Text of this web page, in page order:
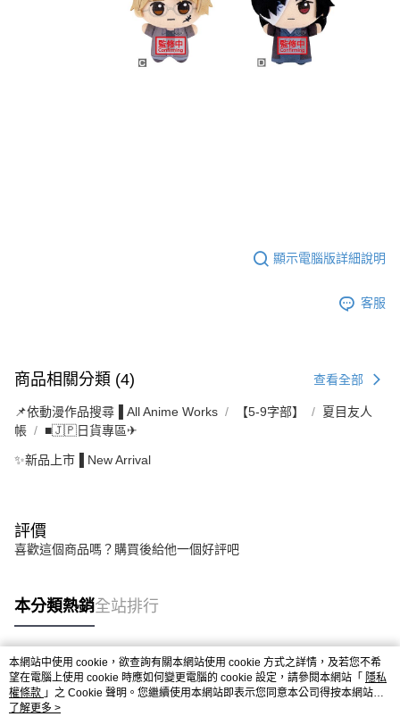
顯示電腦版詳細說明
客服
商品相關分類 (4) 查看全部
📌依動漫作品搜尋▐ All Anime Works 【5-9字部】
夏目友人
帳
■🇯🇵日貨專區✈
✨新品上市▐ New Arrival
評價
喜歡這個商品嗎？購買後給他一個好評吧
本分類熱銷全站排行
熱門標籤
本網站中使用 cookie，欲查詢有關本網站使用 cookie 方式之詳情，及若您不希
望在電腦上使用 cookie 時應如何變更電腦的 cookie 設定，請參閱本網站「 隱私
權條款 」之 Cookie 聲明。您繼續使用本網站即表示您同意本公司得按本網站使
用條款之 Cookie 聲明使用 cookie。
了解更多 >